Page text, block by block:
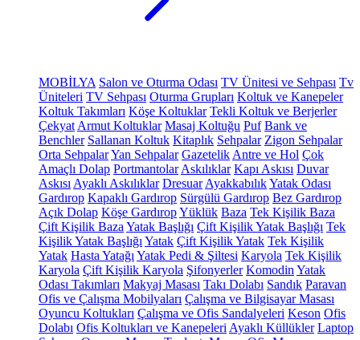
MOBİLYA Salon ve Oturma Odası TV Ünitesi ve Sehpası Tv
Üniteleri TV Sehpası Oturma Grupları Koltuk ve Kanepeler
Koltuk Takımları Köşe Koltuklar Tekli Koltuk ve Berjerler
Çekyat Armut Koltuklar Masaj Koltuğu Puf Bank ve
Benchler Sallanan Koltuk Kitaplık Sehpalar Zigon Sehpalar
Orta SehpalarYan Sehpalar Gazetelik Antre ve Hol Çok
Amaçlı Dolap Portmantolar Askılıklar Kapı Askısı Duvar
Askısı Ayaklı Askılıklar Dresuar AyakkabılıkYatak Odası
Gardırop Kapaklı Gardırop Sürgülü Gardırop Bez Gardırop
Açık Dolap Köşe GardıropYüklük Baza Tek Kişilik Baza
Çift Kişilik Baza Yatak Başlığı Çift Kişilik Yatak Başlığı Tek
Kişilik Yatak Başlığı Yatak Çift Kişilik Yatak Tek Kişilik
Yatak Hasta Yatağı Yatak Pedi & Şiltesi Karyola Tek Kişilik
Karyola Çift Kişilik Karyola Şifonyerler Komodin Yatak
Odası Takımları Makyaj Masası Takı Dolabı Sandık Paravan
Ofis ve Çalışma Mobilyaları Çalışma ve Bilgisayar Masası
Oyuncu Koltukları Çalışma ve Ofis Sandalyeleri Keson Ofis
Dolabı Ofis Koltukları ve Kanepeleri Ayaklı Küllükler Laptop